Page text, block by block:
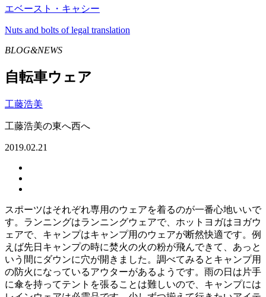
エベースト・キャシー
Nuts and bolts of legal translation
BLOG&NEWS
自転車ウェア
工藤浩美
工藤浩美の東へ西へ
2019.02.21
スポーツはそれぞれ専用のウェアを着るのが一番心地いいで
す。ランニングはランニングウェアで、ホットヨガはヨガウ
ェアで、キャンプはキャンプ用のウェアが断然快適です。例
えば先日キャンプの時に焚火の火の粉が飛んできて、あっと
いう間にダウンに穴が開きました。調べてみるとキャンプ用
の防火になっているアウターがあるようです。雨の日は片手
に傘を持ってテントを張ることは難しいので、キャンプには